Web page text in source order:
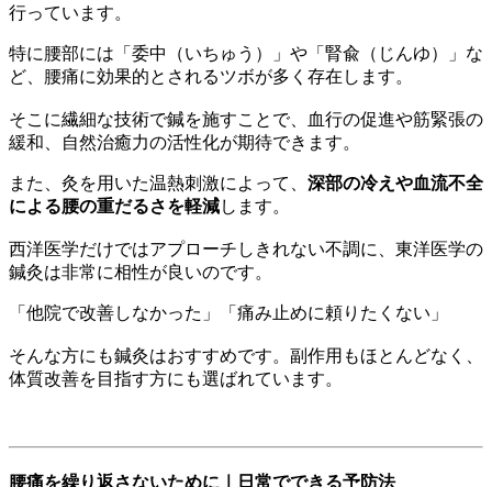
行っています。
特に腰部には「委中（いちゅう）」や「腎兪（じんゆ）」な
ど、腰痛に効果的とされるツボが多く存在します。
そこに繊細な技術で鍼を施すことで、血行の促進や筋緊張の
緩和、自然治癒力の活性化が期待できます。
また、灸を用いた温熱刺激によって、 深部の冷えや血流不全
による腰の重だるさを軽減します。
西洋医学だけではアプローチしきれない不調に、東洋医学の
鍼灸は非常に相性が良いのです。
「他院で改善しなかった」「痛み止めに頼りたくない」
そんな方にも鍼灸はおすすめです。副作用もほとんどなく、
体質改善を目指す方にも選ばれています。
腰痛を繰り返さないために｜日常でできる予防法